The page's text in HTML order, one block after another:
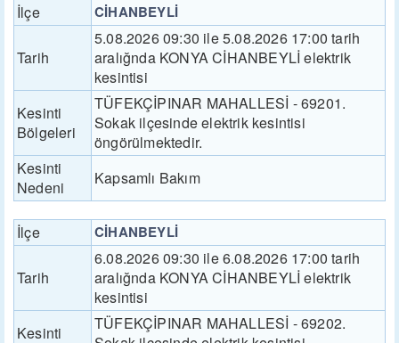
İlçe CİHANBEYLİ
Tarih
5.08.2026 09:30 ile 5.08.2026 17:00 tarih
aralığnda KONYA CİHANBEYLİ elektrik
kesintisi
Kesinti
Bölgeleri
TÜFEKÇİPINAR MAHALLESİ - 69201.
Sokak ilçesinde elektrik kesintisi
öngörülmektedir.
Kesinti
Nedeni
Kapsamlı Bakım
İlçe CİHANBEYLİ
Tarih
6.08.2026 09:30 ile 6.08.2026 17:00 tarih
aralığnda KONYA CİHANBEYLİ elektrik
kesintisi
Kesinti
TÜFEKÇİPINAR MAHALLESİ - 69202.